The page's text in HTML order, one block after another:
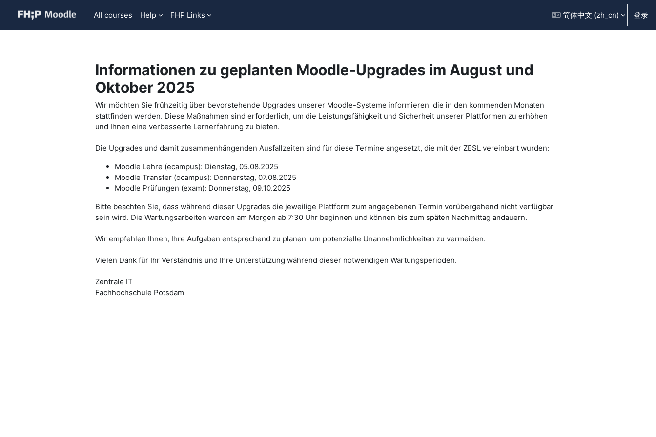
All courses
Help FHP Links 简体中文 ‎(zh_cn)‎ 登录
Informationen zu geplanten Moodle-Upgrades im August und
Oktober 2025
Wir möchten Sie frühzeitig über bevorstehende Upgrades unserer Moodle-Systeme informieren, die in den kommenden Monaten
stattfinden werden. Diese Maßnahmen sind erforderlich, um die Leistungsfähigkeit und Sicherheit unserer Plattformen zu erhöhen
und Ihnen eine verbesserte Lernerfahrung zu bieten.
Die Upgrades und damit zusammenhängenden Ausfallzeiten sind für diese Termine angesetzt, die mit der ZESL vereinbart wurden:
Moodle Lehre (ecampus): Dienstag, 05.08.2025
Moodle Transfer (ocampus): Donnerstag, 07.08.2025
Moodle Prüfungen (exam): Donnerstag, 09.10.2025
Bitte beachten Sie, dass während dieser Upgrades die jeweilige Plattform zum angegebenen Termin vorübergehend nicht verfügbar
sein wird. Die Wartungsarbeiten werden am Morgen ab 7:30 Uhr beginnen und können bis zum späten Nachmittag andauern.
Wir empfehlen Ihnen, Ihre Aufgaben entsprechend zu planen, um potenzielle Unannehmlichkeiten zu vermeiden.
Vielen Dank für Ihr Verständnis und Ihre Unterstützung während dieser notwendigen Wartungsperioden.
Zentrale IT
Fachhochschule Potsdam